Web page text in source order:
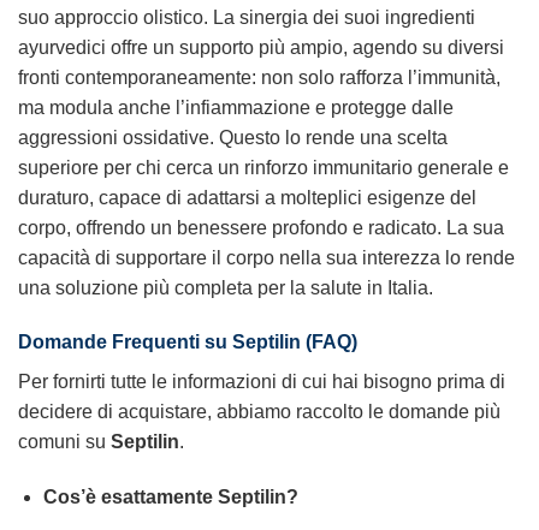
suo approccio olistico. La sinergia dei suoi ingredienti
ayurvedici offre un supporto più ampio, agendo su diversi
fronti contemporaneamente: non solo rafforza l’immunità,
ma modula anche l’infiammazione e protegge dalle
aggressioni ossidative. Questo lo rende una scelta
superiore per chi cerca un rinforzo immunitario generale e
duraturo, capace di adattarsi a molteplici esigenze del
corpo, offrendo un benessere profondo e radicato. La sua
capacità di supportare il corpo nella sua interezza lo rende
una soluzione più completa per la salute in Italia.
Domande Frequenti su Septilin (FAQ)
Per fornirti tutte le informazioni di cui hai bisogno prima di
decidere di acquistare, abbiamo raccolto le domande più
comuni su Septilin.
Cos’è esattamente Septilin?